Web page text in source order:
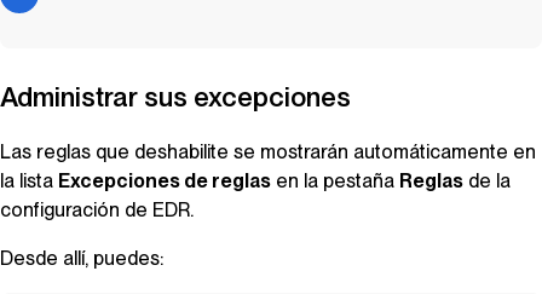
Administrar sus excepciones
Las reglas que deshabilite se mostrarán automáticamente en
la lista Excepciones de reglas en la pestaña Reglas de la
configuración de EDR.
Desde allí, puedes: